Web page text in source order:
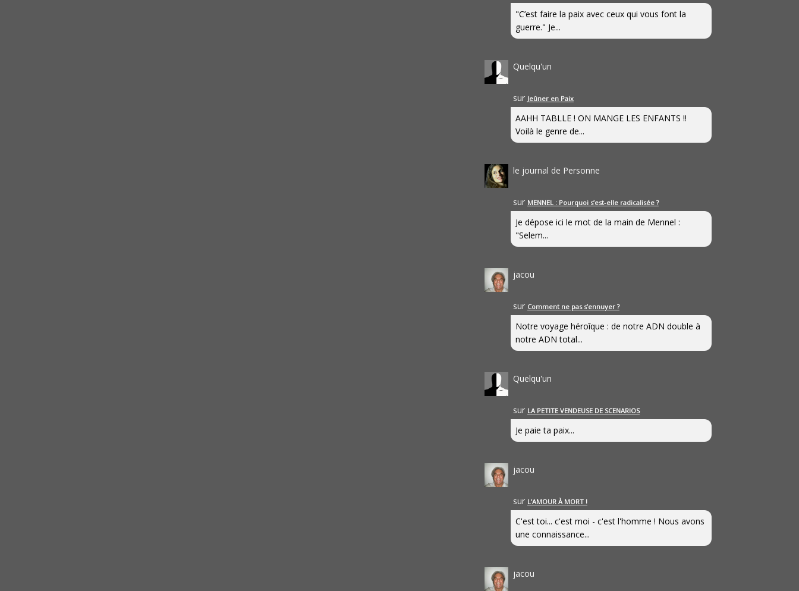
"C’est faire la paix avec ceux qui vous font la
guerre." Je...
Quelqu'un
sur Jeûner en Paix
AAHH TABLLE ! ON MANGE LES ENFANTS !!
Voilà le genre de...
le journal de Personne
sur MENNEL : Pourquoi s’est-elle radicalisée ?
Je dépose ici le mot de la main de Mennel :
"Selem...
jacou
sur Comment ne pas s’ennuyer ?
Notre voyage héroîque : de notre ADN double à
notre ADN total...
Quelqu'un
sur LA PETITE VENDEUSE DE SCENARIOS
Je paie ta paix...
jacou
sur L’AMOUR À MORT !
C'est toi... c'est moi - c'est l'homme ! Nous avons
une connaissance...
jacou